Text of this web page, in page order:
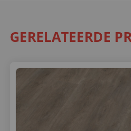
GERELATEERDE